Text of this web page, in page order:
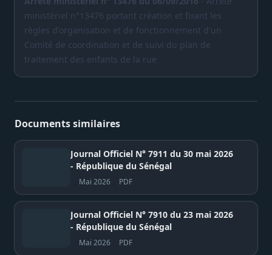
ministériel n°13476 portant création et fixant les
règles d'organisation et de fonctionnement d'un
Comité de coordination et de suivi du plan de
traitement des enfants de la rue
Documents similaires
Journal Officiel N° 7911 du 30 mai 2026
- République du Sénégal
Mai 2026 PDF
Journal Officiel N° 7910 du 23 mai 2026
- République du Sénégal
Mai 2026 PDF